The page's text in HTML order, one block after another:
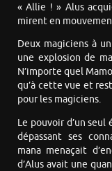
« Allie ! » Alus
mirent en
Deux magiciens à
une explosion de
N’importe quel
qu’à cette vue et
pour les magiciens.
Le pouvoir d’un
dépassant ses
mana menaçait
d’Alus avait une